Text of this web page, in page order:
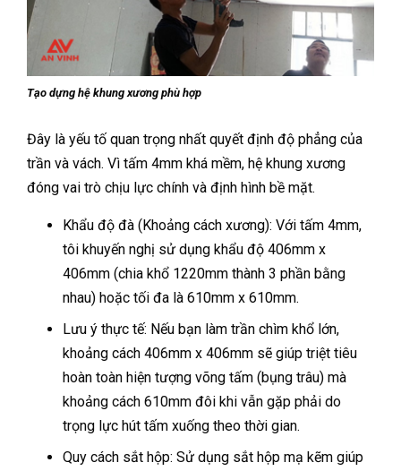
Tạo dựng hệ khung xương phù hợp
Đây là yếu tố quan trọng nhất quyết định độ phẳng của
trần và vách. Vì tấm 4mm khá mềm, hệ khung xương
đóng vai trò chịu lực chính và định hình bề mặt.
Khẩu độ đà (Khoảng cách xương): Với tấm 4mm,
tôi khuyến nghị sử dụng khẩu độ 406mm x
406mm (chia khổ 1220mm thành 3 phần bằng
nhau) hoặc tối đa là 610mm x 610mm.
Lưu ý thực tế: Nếu bạn làm trần chìm khổ lớn,
khoảng cách 406mm x 406mm sẽ giúp triệt tiêu
hoàn toàn hiện tượng võng tấm (bụng trâu) mà
khoảng cách 610mm đôi khi vẫn gặp phải do
trọng lực hút tấm xuống theo thời gian.
Quy cách sắt hộp: Sử dụng sắt hộp mạ kẽm giúp